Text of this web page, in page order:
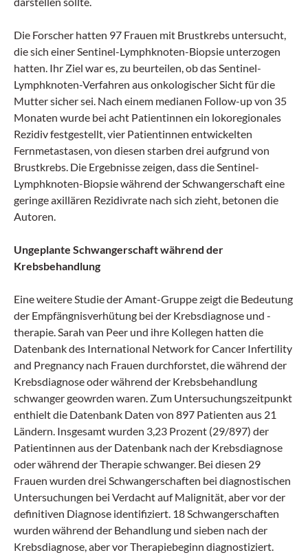
Die Forscher hatten 97 Frauen mit Brustkrebs untersucht,
die sich einer Sentinel-Lymphknoten-Biopsie unterzogen
hatten. Ihr Ziel war es, zu beurteilen, ob das Sentinel-
Lymphknoten-Verfahren aus onkologischer Sicht für die
Mutter sicher sei. Nach einem medianen Follow-up von 35
Monaten wurde bei acht Patientinnen ein lokoregionales
Rezidiv festgestellt, vier Patientinnen entwickelten
Fernmetastasen, von diesen starben drei aufgrund von
Brustkrebs. Die Ergebnisse zeigen, dass die Sentinel-
Lymphknoten-Biopsie während der Schwangerschaft eine
geringe axillären Rezidivrate nach sich zieht, betonen die
Autoren.
Ungeplante Schwangerschaft während der
Krebsbehandlung
Eine weitere Studie der Amant-Gruppe zeigt die Bedeutung
der Empfängnisverhütung bei der Krebsdiagnose und -
therapie. Sarah van Peer und ihre Kollegen hatten die
Datenbank des International Network for Cancer Infertility
and Pregnancy nach Frauen durchforstet, die während der
Krebsdiagnose oder während der Krebsbehandlung
schwanger geowrden waren. Zum Untersuchungszeitpunkt
enthielt die Datenbank Daten von 897 Patienten aus 21
Ländern. Insgesamt wurden 3,23 Prozent (29/897) der
Patientinnen aus der Datenbank nach der Krebsdiagnose
oder während der Therapie schwanger. Bei diesen 29
Frauen wurden drei Schwangerschaften bei diagnostischen
Untersuchungen bei Verdacht auf Malignität, aber vor der
definitiven Diagnose identifiziert. 18 Schwangerschaften
wurden während der Behandlung und sieben nach der
Krebsdiagnose, aber vor Therapiebeginn diagnostiziert.